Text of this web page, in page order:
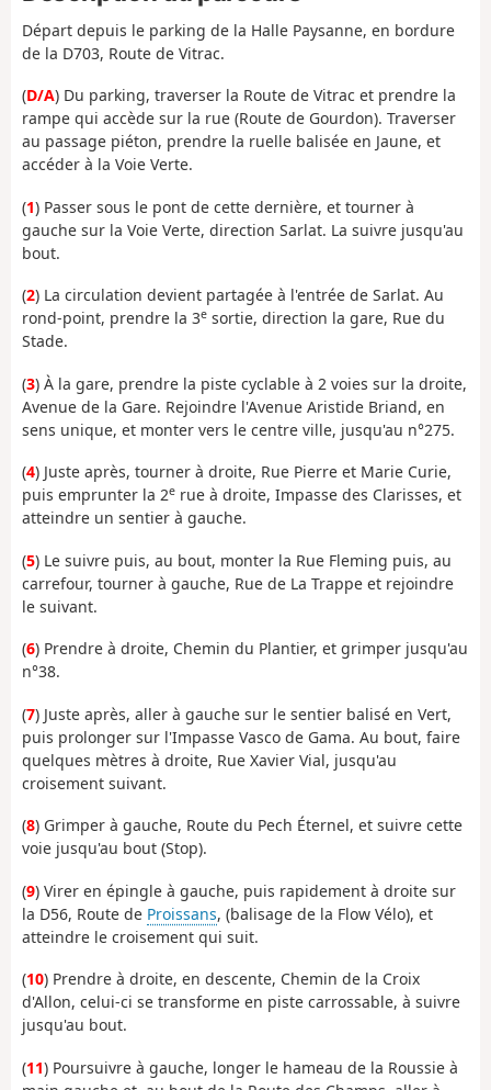
Départ depuis le parking de la Halle Paysanne, en bordure
de la D703, Route de Vitrac.
(D/A) Du parking, traverser la Route de Vitrac et prendre la
rampe qui accède sur la rue (Route de Gourdon). Traverser
au passage piéton, prendre la ruelle balisée en Jaune, et
accéder à la Voie Verte.
(1) Passer sous le pont de cette dernière, et tourner à
gauche sur la Voie Verte, direction Sarlat. La suivre jusqu'au
bout.
(2) La circulation devient partagée à l'entrée de Sarlat. Au
rond-point, prendre la 3e sortie, direction la gare, Rue du
Stade.
(3) À la gare, prendre la piste cyclable à 2 voies sur la droite,
Avenue de la Gare. Rejoindre l'Avenue Aristide Briand, en
sens unique, et monter vers le centre ville, jusqu'au n°275.
(4) Juste après, tourner à droite, Rue Pierre et Marie Curie,
puis emprunter la 2e rue à droite, Impasse des Clarisses, et
atteindre un sentier à gauche.
(5) Le suivre puis, au bout, monter la Rue Fleming puis, au
carrefour, tourner à gauche, Rue de La Trappe et rejoindre
le suivant.
(6) Prendre à droite, Chemin du Plantier, et grimper jusqu'au
n°38.
(7) Juste après, aller à gauche sur le sentier balisé en Vert,
puis prolonger sur l'Impasse Vasco de Gama. Au bout, faire
quelques mètres à droite, Rue Xavier Vial, jusqu'au
croisement suivant.
(8) Grimper à gauche, Route du Pech Éternel, et suivre cette
voie jusqu'au bout (Stop).
(9) Virer en épingle à gauche, puis rapidement à droite sur
la D56, Route de Proissans, (balisage de la Flow Vélo), et
atteindre le croisement qui suit.
(10) Prendre à droite, en descente, Chemin de la Croix
d'Allon, celui-ci se transforme en piste carrossable, à suivre
jusqu'au bout.
(11) Poursuivre à gauche, longer le hameau de la Roussie à